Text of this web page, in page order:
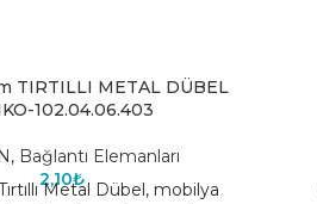
TIRTILLI METAL DÜBEL
102.04.06.403
, Bağlantı Elemanları
2,10₺
Metal Dübel, mobilya